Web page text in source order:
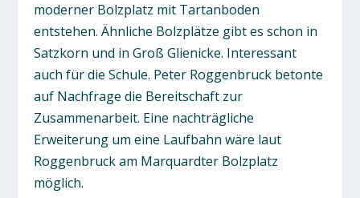
moderner Bolzplatz mit Tartanboden
entstehen. Ähnliche Bolzplätze gibt es schon in
Satzkorn und in Groß Glienicke. Interessant
auch für die Schule. Peter Roggenbruck betonte
auf Nachfrage die Bereitschaft zur
Zusammenarbeit. Eine nachträgliche
Erweiterung um eine Laufbahn wäre laut
Roggenbruck am Marquardter Bolzplatz
möglich.